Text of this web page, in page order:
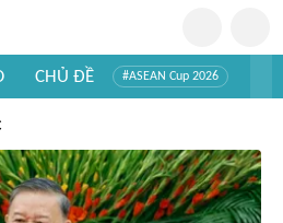
CHỦ ĐỀ #ASEAN Cup 2026